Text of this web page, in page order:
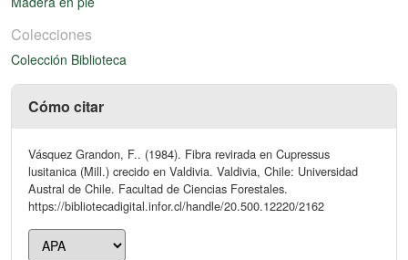
Colecciones
Colección Biblioteca
Cómo citar
Vásquez Grandon, F.. (1984). Fibra revirada en Cupressus
lusitanica (Mill.) crecido en Valdivia. Valdivia, Chile: Universidad
Austral de Chile. Facultad de Ciencias Forestales.
https://bibliotecadigital.infor.cl/handle/20.500.12220/2162